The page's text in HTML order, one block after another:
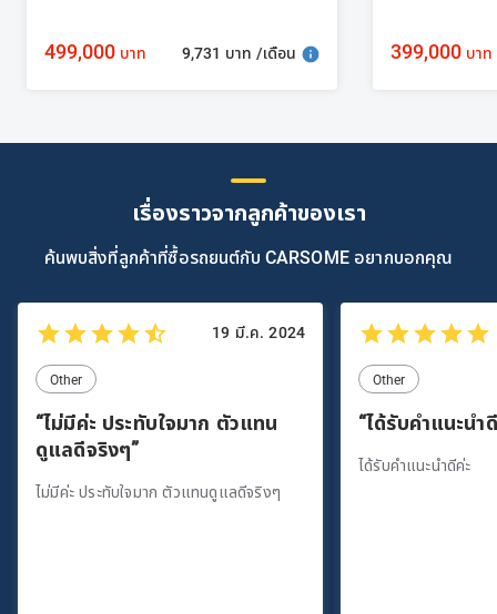
499,000 บาท 9,731 บาท /เดือน 399,000 บาท
เรื่องราวจากลูกค้าของเรา
ค้นพบสิ่งที่ลูกค้าที่ซื้อรถยนต์กับ CARSOME อยากบอกคุณ
19 มี.ค. 2024
Other
“ไม่มีค่ะ ประทับใจมาก ตัวแทน
ดูแลดีจริงๆ”
ไม่มีค่ะ ประทับใจมาก ตัวแทนดูแลดีจริงๆ
Other
“ได้รับคำแนะนำ
ได้รับคำแนะนำดีค่ะ